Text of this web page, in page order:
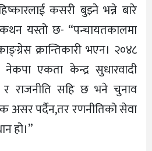
कसरी बुझ्ने भन्ने बारे
यस्तो छ- “पन्चायतकालमा
क्रान्तिकारी भएन। २०४८
एकता केन्द्र सुधारवादी
र राजनीति सहि छ भने चुनाव
असर पर्दैन,तर रणनीतिको सेवा
हो।”